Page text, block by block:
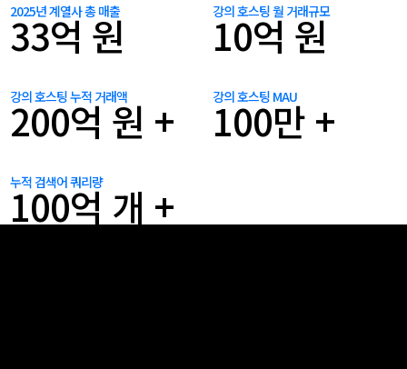
2025년 계열사 총 매출
33억 원 강의 호스팅 월 거래규모
10억 원
강의 호스팅 누적 거래액
200억 원 + 강의 호스팅 MAU
100만 +
누적 검색어 쿼리량
100억 개 +